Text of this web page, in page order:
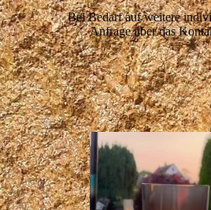
Bei Bedarf auf weitere
Anfrage über das